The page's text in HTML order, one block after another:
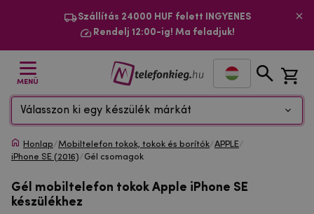
Szállítás 24000 HUF felett INGYENES
Rendelj 12:00-ig! Ma feladjuk!
MENÜ
Válasszon ki egy készülék márkát
Honlap/Mobiltelefon tokok, tokok és borítók/APPLE/
iPhone SE (2016)/Gél csomagok
Gél mobiltelefon tokok Apple iPhone SE
készülékhez